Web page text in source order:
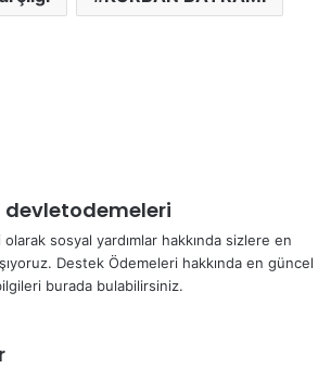
devletodemeleri
sosyal yardımlar hakkında sizlere en
Destek Ödemeleri hakkında en güncel
burada bulabilirsiniz.